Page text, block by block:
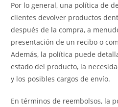
Por lo general, una política de
clientes devolver productos
después de la compra, a
presentación de un recibo o
Además, la política puede
estado del producto, la
y los posibles cargos de envío.
En términos de reembolsos, la